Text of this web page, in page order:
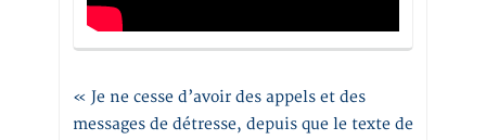
« Je ne cesse d’avoir des appels et des
messages de détresse, depuis que le texte de